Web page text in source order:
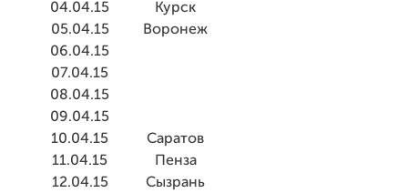
04.04.15
Курск
05.04.15
Воронеж
06.04.15
07.04.15
08.04.15
09.04.15
10.04.15
Саратов
11.04.15
Пенза
12.04.15
Сызрань